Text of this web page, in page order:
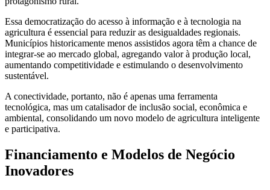
Essa democratização do acesso à informação e à tecnologia na
agricultura é essencial para reduzir as desigualdades regionais.
Municípios historicamente menos assistidos agora têm a chance de
integrar-se ao mercado global, agregando valor à produção local,
aumentando competitividade e estimulando o desenvolvimento
sustentável.
A conectividade, portanto, não é apenas uma ferramenta
tecnológica, mas um catalisador de inclusão social, econômica e
ambiental, consolidando um novo modelo de agricultura inteligente
e participativa.
Financiamento e Modelos de Negócio
Inovadores